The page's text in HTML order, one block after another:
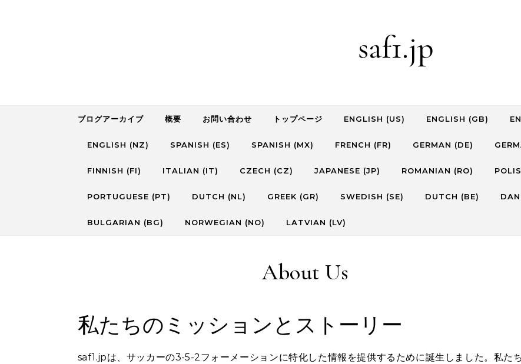
saf1.jp
ブログアーカイブ 概要 お問い合わせ トップページ ENGLISH (US) ENGLISH (GB)
ENGLISH (NZ) SPANISH (ES) SPANISH (MX) FRENCH (FR) GERMAN (DE)
FINNISH (FI) ITALIAN (IT) CZECH (CZ) JAPANESE (JP) ROMANIAN (RO)
PORTUGUESE (PT) DUTCH (NL) GREEK (GR) SWEDISH (SE) DUTCH (BE)
BULGARIAN (BG) NORWEGIAN (NO) LATVIAN (LV)
About Us
私たちのミッションとストーリー
saf1.jpは、サッカーの3-5-2フォーメーションに特化した情報を提供するために誕生しました。私た